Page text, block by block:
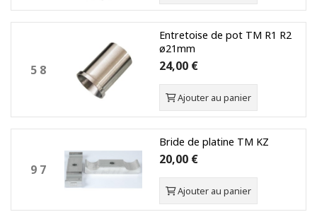
5 8
Entretoise de pot TM R1 R2
ø21mm
24,00 €
Ajouter au panier
9 7
Bride de platine TM KZ
20,00 €
Ajouter au panier